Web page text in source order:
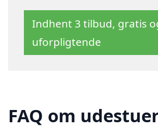
Indhent 3 tilbud, gratis
uforpligtende
FAQ om